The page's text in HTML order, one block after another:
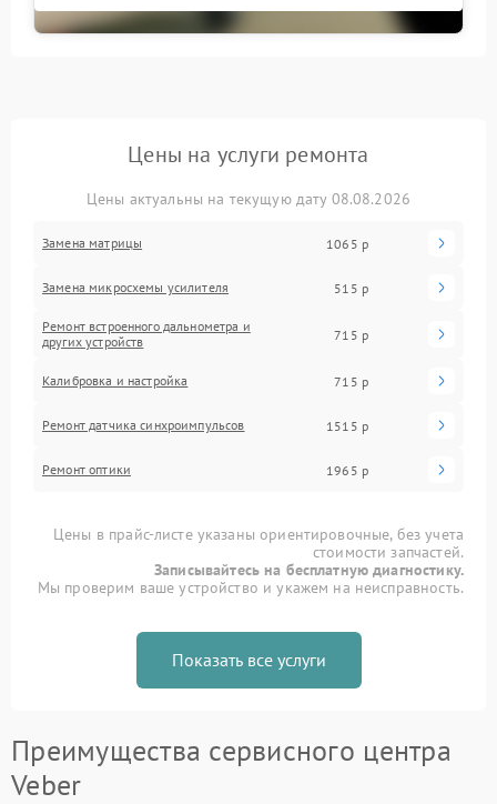
Цены на услуги ремонта
Цены актуальны на текущую дату 08.08.2026
Замена матрицы 1065 р
Замена микросхемы усилителя 515 р
Ремонт встроенного дальнометра и
других устройств
715 р
Калибровка и настройка 715 р
Ремонт датчика синхроимпульсов 1515 р
Ремонт оптики 1965 р
Цены в прайс-листе указаны ориентировочные, без учета
стоимости запчастей.
Записывайтесь на бесплатную диагностику.
Мы проверим ваше устройство и укажем на неисправность.
Показать все услуги
Преимущества сервисного центра
Veber